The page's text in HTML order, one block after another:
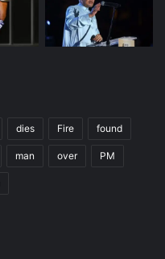
dies Fire found
man over PM